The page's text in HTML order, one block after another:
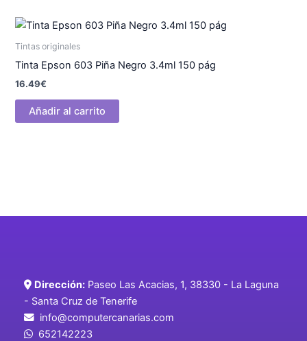
Tintas originales
Tinta Epson 603 Piña Negro 3.4ml 150 pág
16.49€
Añadir al carrito
Dirección: Paseo Las Acacias, 1, 38330 - La Laguna
- Santa Cruz de Tenerife
info@computercanarias.com
652142223